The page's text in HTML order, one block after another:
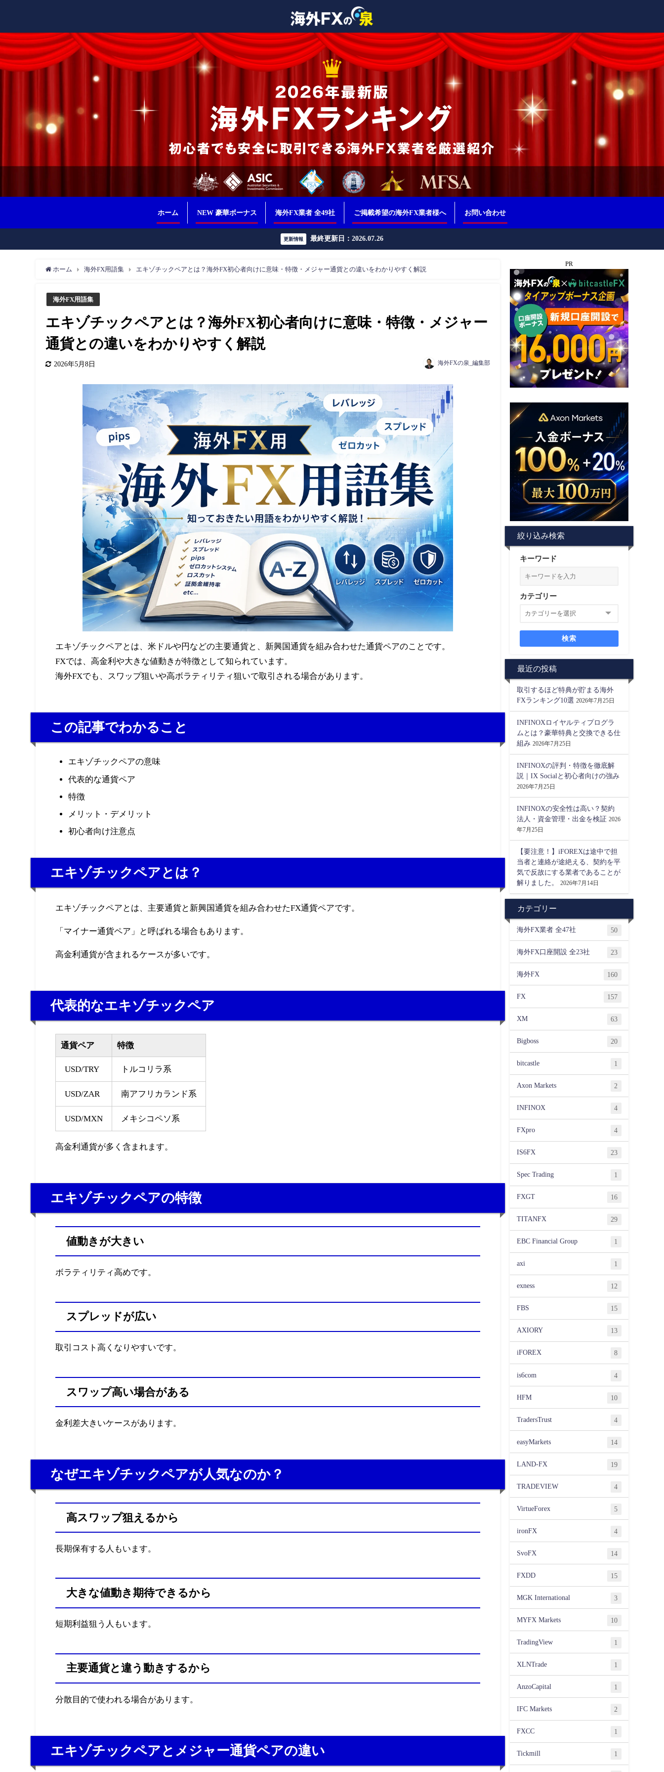
ホーム NEW 豪華ボーナス 海外FX業者 全49社 ご掲載希望の海外FX業者様へ お問い合わせ
更新情報 最終更新日：2026.07.26
ホーム 海外FX用語集 エキゾチックペアとは？海外FX初心者向けに意味・特徴・メジャー通貨との違いをわかりやすく解説
海外FX用語集
エキゾチックペアとは？海外FX初心者向けに意味・特徴・メジャー
通貨との違いをわかりやすく解説
2026年5月8日 海外FXの泉_編集部
エキゾチックペアとは、米ドルや円などの主要通貨と、新興国通貨を組み合わせた通貨ペアのことです。
FXでは、高金利や大きな値動きが特徴として知られています。
海外FXでも、スワップ狙いや高ボラティリティ狙いで取引される場合があります。
この記事でわかること
エキゾチックペアの意味
代表的な通貨ペア
特徴
メリット・デメリット
初心者向け注意点
エキゾチックペアとは？
エキゾチックペアとは、主要通貨と新興国通貨を組み合わせたFX通貨ペアです。
「マイナー通貨ペア」と呼ばれる場合もあります。
高金利通貨が含まれるケースが多いです。
代表的なエキゾチックペア
通貨ペア 特徴
USD/TRY トルコリラ系
USD/ZAR 南アフリカランド系
USD/MXN メキシコペソ系
高金利通貨が多く含まれます。
エキゾチックペアの特徴
値動きが大きい
ボラティリティ高めです。
スプレッドが広い
取引コスト高くなりやすいです。
スワップ高い場合がある
金利差大きいケースがあります。
なぜエキゾチックペアが人気なのか？
高スワップ狙えるから
長期保有する人もいます。
大きな値動き期待できるから
短期利益狙う人もいます。
主要通貨と違う動きするから
分散目的で使われる場合があります。
エキゾチックペアとメジャー通貨ペアの違い
PR
絞り込み検索
キーワード
カテゴリー
検索
最近の投稿
取引するほど特典が貯まる海外
FXランキング10選 2026年7月25日
INFINOXロイヤルティプログラ
ムとは？豪華特典と交換できる仕
組み 2026年7月25日
INFINOXの評判・特徴を徹底解
説｜IX Socialと初心者向けの強み
2026年7月25日
INFINOXの安全性は高い？契約
法人・資金管理・出金を検証 2026
年7月25日
【要注意！】iFOREXは途中で担
当者と連絡が途絶える、契約を平
気で反故にする業者であることが
解りました。
2026年7月14日
カテゴリー
海外FX業者 全47社 50
海外FX口座開設 全23社 23
海外FX 160
FX 157
XM 63
Bigboss 20
bitcastle 1
Axon Markets 2
INFINOX 4
FXpro 4
IS6FX 23
Spec Trading 1
FXGT 16
TITANFX 29
EBC Financial Group 1
axi 1
exness 12
FBS 15
AXIORY 13
iFOREX 8
is6com 4
HFM 10
TradersTrust 4
easyMarkets 14
LAND-FX 19
TRADEVIEW 4
VirtueForex 5
ironFX 4
SvoFX 14
FXDD 15
MGK International 3
MYFX Markets 10
TradingView 1
XLNTrade 1
AnzoCapital 1
IFC Markets 2
FXCC 1
Tickmill 1